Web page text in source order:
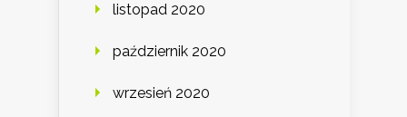
listopad 2020
październik 2020
wrzesień 2020